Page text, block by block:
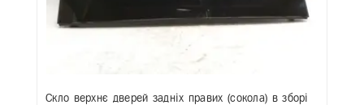
Скло верхнє дверей задніх правих (сокола) в зборі